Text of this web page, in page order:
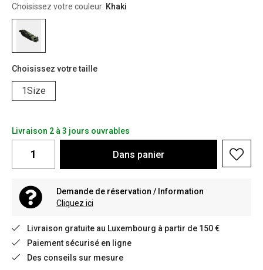
Choisissez votre couleur: Khaki
Choisissez votre taille
1Size
Livraison 2 à 3 jours ouvrables
Dans panier
Demande de réservation / Information
Cliquez ici
Livraison gratuite au Luxembourg à partir de 150 €
Paiement sécurisé en ligne
Des conseils sur mesure